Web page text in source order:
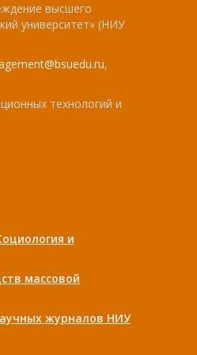
высшего
университет» (НИУ
,
технологий и
и
массовой
журналов НИУ